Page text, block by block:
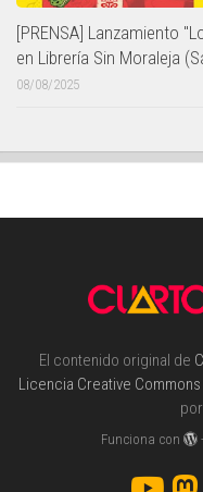
[PRENSA] Lanzamiento
en Librería Sin Moraleja
08/08/2025
El contenido original de
Licencia Creative
por
Funciona con